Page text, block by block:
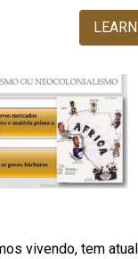
vivendo, tem